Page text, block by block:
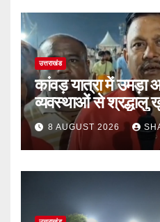
उत्तराखंड
कांवड़ यात्रा में उमड़ा
व्यवस्थाओं से श्रद्धालु
8 AUGUST 2026